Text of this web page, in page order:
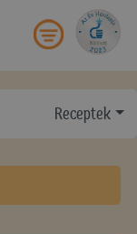
Receptek